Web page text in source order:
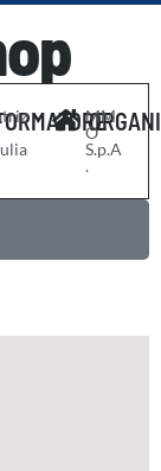
MM
O
S.p.A
.